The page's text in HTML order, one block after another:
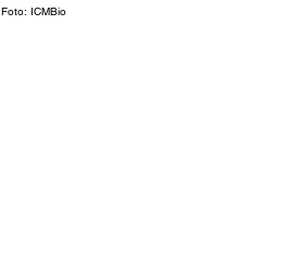
Foto: ICMBio